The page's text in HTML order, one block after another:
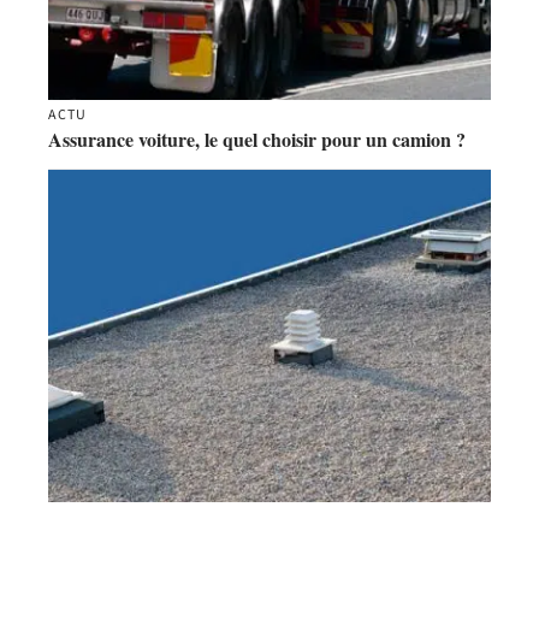
ACTU
Assurance voiture, le quel choisir pour un camion ?